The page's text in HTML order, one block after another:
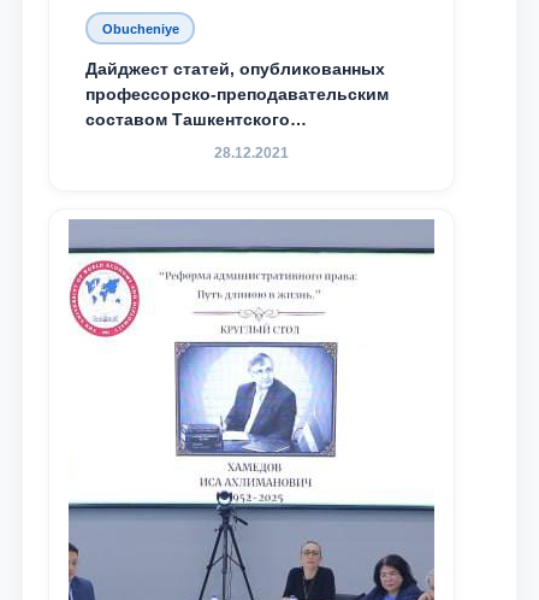
Obucheniye
Дайджест статей, опубликованных
профессорско-преподавательским
составом Ташкентского
государственного юридического
доведения до международного
сообщества результатов реформ и
исследований в сфере
противодействия коррупции
28.12.2021